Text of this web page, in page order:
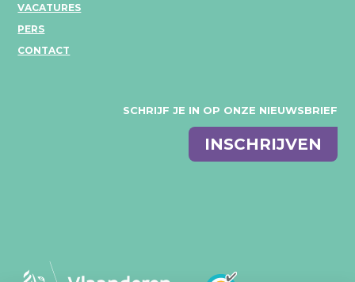
VACATURES
PERS
CONTACT
SCHRIJF JE IN OP ONZE NIEUWSBRIEF
E-
mail
INSCHRIJVEN